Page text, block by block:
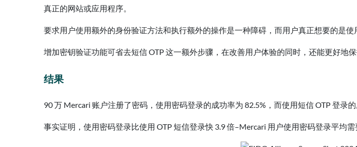
真正的网站或应用程序。
要求用户使用额外的身份验证方法和执行额外的操作是一种障碍，而用户真正想要的是使
增加密钥验证功能可省去短信 OTP 这一额外步骤，在改善用户体验的同时，还能更好地
结果
90 万 Mercari 账户注册了密码，使用密码登录的成功率为 82.5%，而使用短信 OTP 登录的
事实证明，使用密码登录比使用 OTP 短信登录快 3.9 倍–Mercari 用户使用密码登录平均需